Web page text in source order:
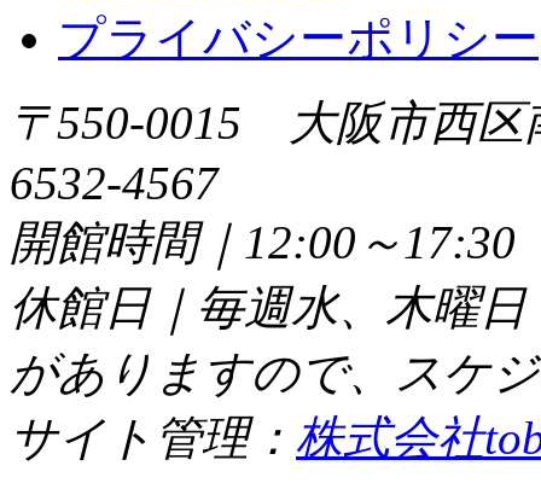
プライバシーポリシー
〒550-0015 大阪市西
6532-4567
開館時間｜12:00～
休館日｜毎週水、木曜
がありますので、スケ
サイト管理： 株式会社